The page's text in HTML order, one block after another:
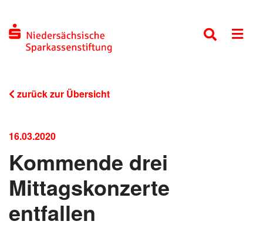
zurück zur Übersicht
16.03.2020
Kommende drei
Mittagskonzerte
entfallen